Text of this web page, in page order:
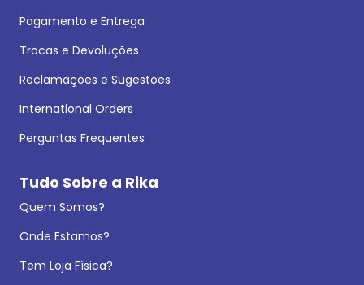
Pagamento e Entrega
Trocas e Devoluções
Reclamações e Sugestões
International Orders
Perguntas Frequentes
Tudo Sobre a Rika
Quem Somos?
Onde Estamos?
Tem Loja Física?